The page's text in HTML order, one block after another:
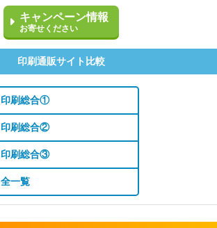
キャンペーン情報
お寄せください
印刷通販サイト比較
印刷総合①
印刷総合②
印刷総合③
全一覧